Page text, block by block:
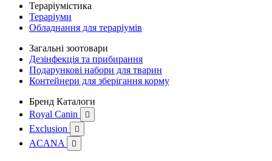
Тераріумістика
Тераріуми
Обладнання для тераріумів
Загальні зоотовари
Дезінфекція та прибирання
Подарункові набори для тварин
Контейнери для зберігання корму
Бренд Каталоги
Royal Canin

Exclusion 
ACANA 